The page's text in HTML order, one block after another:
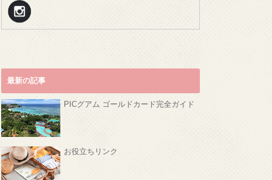
最新の記事
PICグアム ゴールドカード完全ガイド
お役立ちリンク